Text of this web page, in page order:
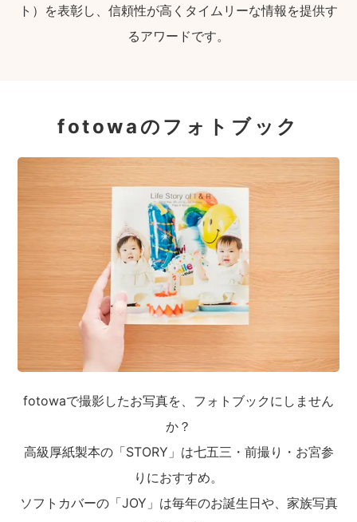
ト）を表彰し、信頼性が高くタイムリーな情報を提供す
るアワードです。
fotowaのフォトブック
fotowaで撮影したお写真を、フォトブックにしません
か？
高級厚紙製本の「STORY」は七五三・前撮り・お宮参
りにおすすめ。
ソフトカバーの「JOY」は毎年のお誕生日や、家族写真